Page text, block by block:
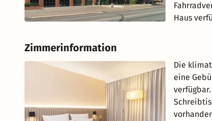
Haus
Zimmerinformation
Die
eine